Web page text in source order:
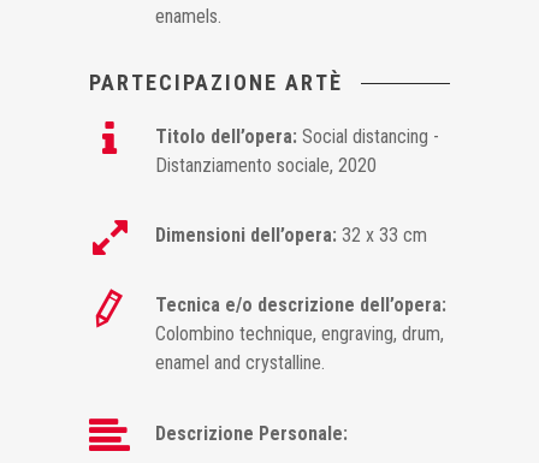
enamels.
PARTECIPAZIONE ARTÈ
Titolo dell’opera: Social distancing -
Distanziamento sociale, 2020
Dimensioni dell’opera: 32 x 33 cm
Tecnica e/o descrizione dell’opera:
Colombino technique, engraving, drum,
enamel and crystalline.
Descrizione Personale: